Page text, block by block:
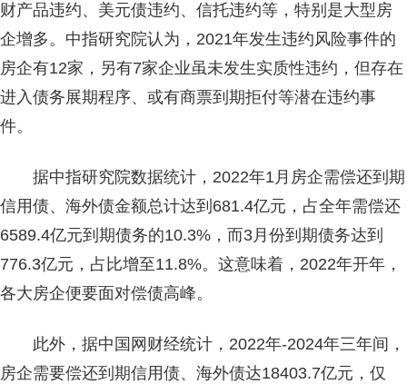
财产品违约、美元债违约、信托违约等，特别是大型房
企增多。中指研究院认为，2021年发生违约风险事件的
房企有12家，另有7家企业虽未发生实质性违约，但存在
进入债务展期程序、或有商票到期拒付等潜在违约事
件。
据中指研究院数据统计，2022年1月房企需偿还到期
信用债、海外债金额总计达到681.4亿元，占全年需偿还
6589.4亿元到期债务的10.3%，而3月份到期债务达到
776.3亿元，占比增至11.8%。这意味着，2022年开年，
各大房企便要面对偿债高峰。
此外，据中国网财经统计，2022年-2024年三年间，
房企需要偿还到期信用债、海外债达18403.7亿元，仅